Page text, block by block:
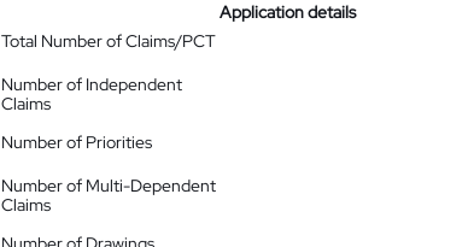
Application details
Total Number of Claims/PCT
Number of Independent
Claims
Number of Priorities
Number of Multi-Dependent
Claims